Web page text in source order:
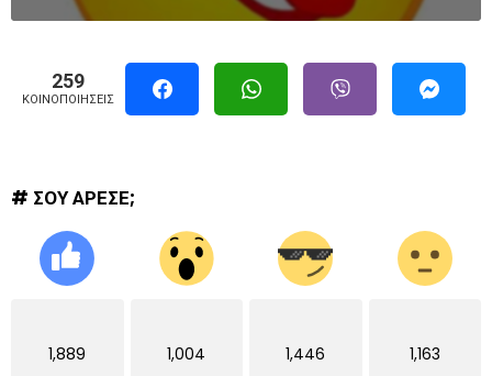
259
ΚΟΙΝΟΠΟΙΉΣΕΙΣ
# ΣΟΥ ΑΡΕΣΕ;
1,889 1,004 1,446 1,163